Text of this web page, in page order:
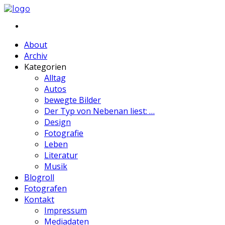
About
Archiv
Kategorien
Alltag
Autos
bewegte Bilder
Der Typ von Nebenan liest: …
Design
Fotografie
Leben
Literatur
Musik
Blogroll
Fotografen
Kontakt
Impressum
Mediadaten